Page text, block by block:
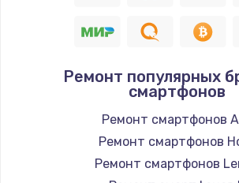
690 руб.
Заказать
Замена кнопок
490 руб.
Заказать
Защита гидрогелевой
1290 руб.
Ремонт популярных
смартфонов
Ремонт смартфонов
Ремонт смартфонов
Ремонт смартфонов